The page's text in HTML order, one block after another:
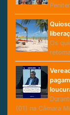
Os
(01) na Câmara